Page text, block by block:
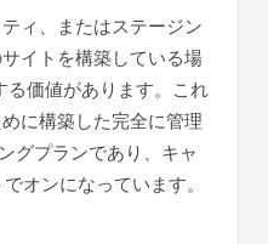
ィ、またはステージン
イトを構築している場
る価値があります。これ
に構築した完全に管理
グプランであり、キャ
オンになっています。